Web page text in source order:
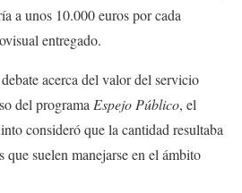
a unos 10.000 euros por cada
entregado.
acerca del valor del servicio
del programa Espejo Público, el
consideró que la cantidad resultaba
que suelen manejarse en el ámbito